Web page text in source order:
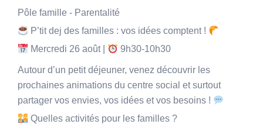
Pôle famille - Parentalité
P’tit dej des familles : vos idées comptent !
Mercredi 26 août |
9h30-10h30
Autour d’un petit déjeuner, venez découvrir les
prochaines animations du centre social et surtout
partager vos envies, vos idées et vos besoins !
Quelles activités pour les familles ?